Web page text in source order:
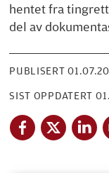
hentet fra
del av
PUBLISERT
SIST OPPDATERT